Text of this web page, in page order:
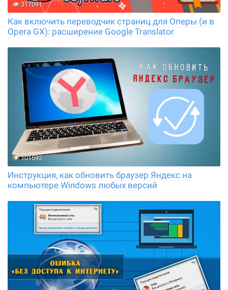
317091
Как включить переводчик страниц для Оперы (и в
Opera GX): расширение Google Translator
101592
Инструкция, как обновить браузер Яндекс на
компьютере Windows любых версий